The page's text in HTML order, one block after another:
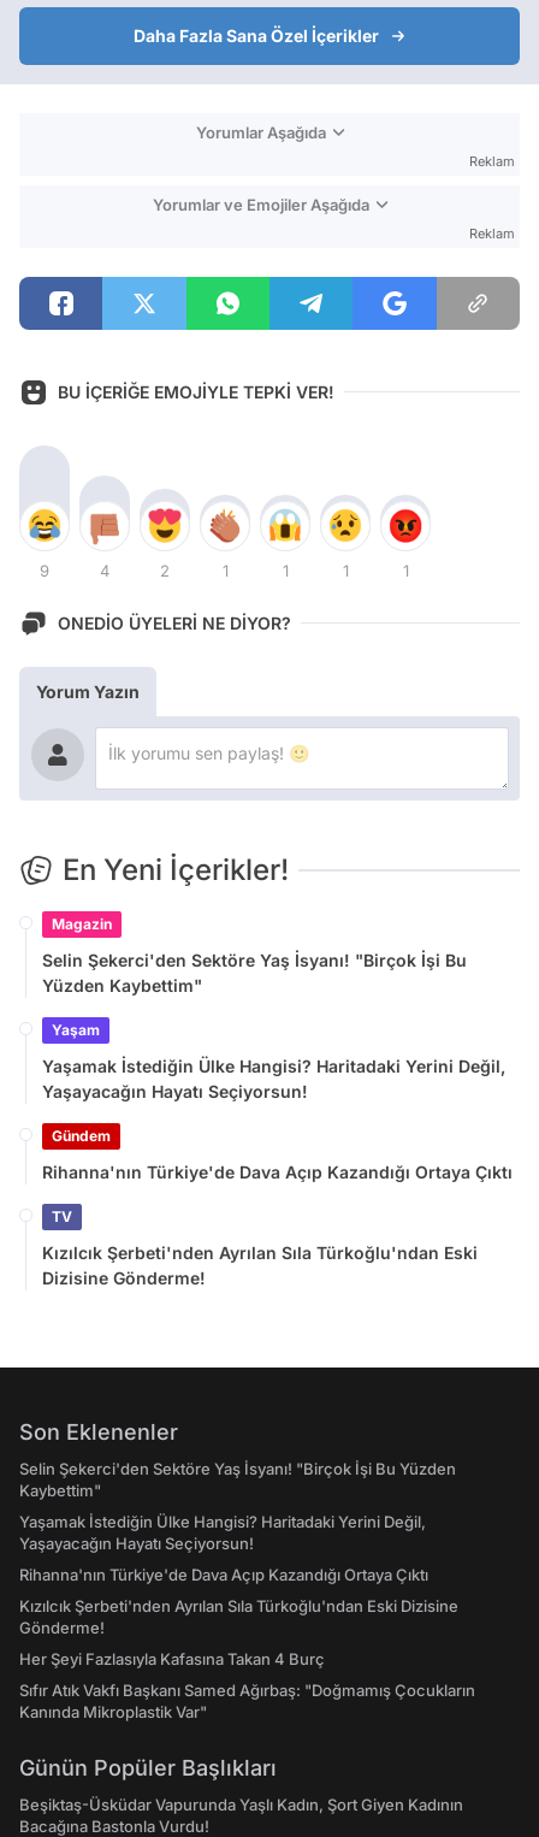
Daha Fazla Sana Özel İçerikler
Yorumlar Aşağıda
Reklam
Yorumlar ve Emojiler Aşağıda
Reklam
BU İÇERİĞE EMOJİYLE TEPKİ VER!
9 4 2 1 1 1 1
ONEDİO ÜYELERİ NE DİYOR?
Yorum Yazın
En Yeni İçerikler!
Magazin
Selin Şekerci'den Sektöre Yaş İsyanı! "Birçok İşi Bu
Yüzden Kaybettim"
Yaşam
Yaşamak İstediğin Ülke Hangisi? Haritadaki Yerini Değil,
Yaşayacağın Hayatı Seçiyorsun!
Gündem
Rihanna'nın Türkiye'de Dava Açıp Kazandığı Ortaya Çıktı
TV
Kızılcık Şerbeti'nden Ayrılan Sıla Türkoğlu'ndan Eski
Dizisine Gönderme!
Son Eklenenler
Selin Şekerci'den Sektöre Yaş İsyanı! "Birçok İşi Bu Yüzden
Kaybettim"
Yaşamak İstediğin Ülke Hangisi? Haritadaki Yerini Değil,
Yaşayacağın Hayatı Seçiyorsun!
Rihanna'nın Türkiye'de Dava Açıp Kazandığı Ortaya Çıktı
Kızılcık Şerbeti'nden Ayrılan Sıla Türkoğlu'ndan Eski Dizisine
Gönderme!
Her Şeyi Fazlasıyla Kafasına Takan 4 Burç
Sıfır Atık Vakfı Başkanı Samed Ağırbaş: "Doğmamış Çocukların
Kanında Mikroplastik Var"
Günün Popüler Başlıkları
Beşiktaş-Üsküdar Vapurunda Yaşlı Kadın, Şort Giyen Kadının
Bacağına Bastonla Vurdu!